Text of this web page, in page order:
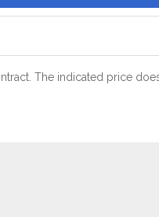
The indicated price